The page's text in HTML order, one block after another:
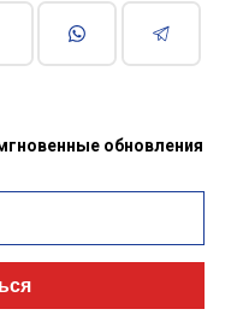
обновления